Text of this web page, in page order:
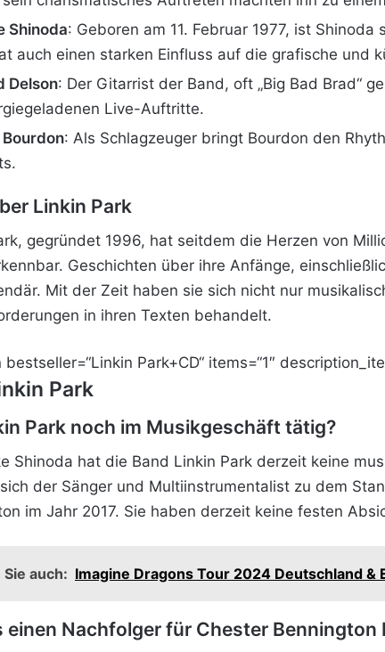
Shinoda: Geboren am 11. Februar 1977, ist
auch einen starken Einfluss auf die grafische und
Delson: Der Gitarrist der Band, oft „Big Bad Brad“
Live-Auftritte.
Bourdon: Als Schlagzeuger bringt Bourdon den
Linkin Park
gegründet 1996, hat seitdem die Herzen von
Geschichten über ihre Anfänge,
Mit der Zeit haben sie sich nicht nur
in ihren Texten behandelt.
bestseller=“Linkin Park+CD“ items=“1″
Park
Park noch im Musikgeschäft tätig?
Shinoda hat die Band Linkin Park derzeit keine
der Sänger und Multiinstrumentalist zu dem
im Jahr 2017. Sie haben derzeit keine festen
Sie auch: Imagine Dragons Tour 2024 Deutschland &
einen Nachfolger für Chester Bennington